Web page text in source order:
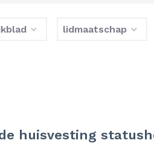
lidmaatschap
huisvesting